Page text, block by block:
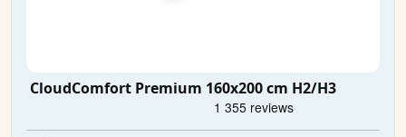
CloudComfort Premium 160x200 cm H2/H3